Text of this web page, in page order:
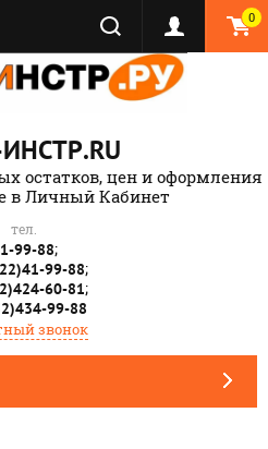
0
остатков, цен и оформления
в Личный Кабинет
тел.
99-88;
99-88;
60-81;
99-88
звонок